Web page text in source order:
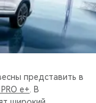
представить в
e+ . В